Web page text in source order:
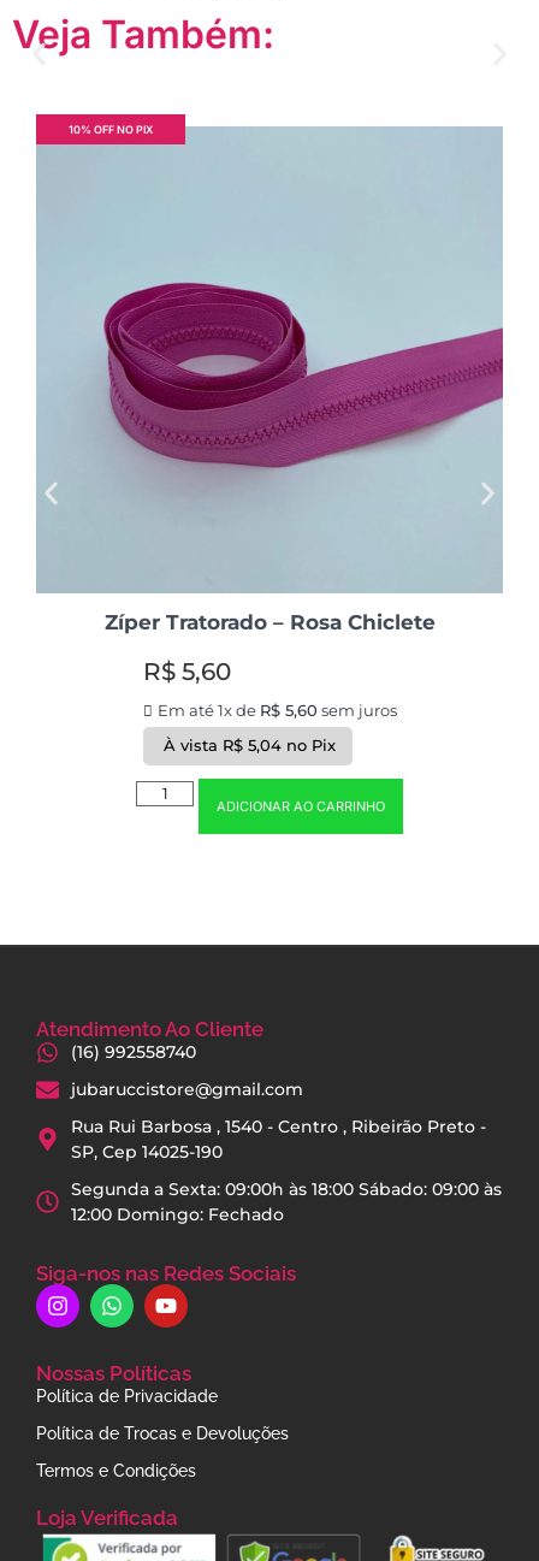
Veja Também:
10% OFF NO PIX
Zíper Tratorado – Rosa Chiclete
R$5,60
Em até 1x de R$5,60 sem juros
À vista R$ 5,04 no Pix
ADICIONAR AO CARRINHO
Atendimento Ao Cliente
(16) 992558740
jubaruccistore@gmail.com
Rua Rui Barbosa , 1540 - Centro , Ribeirão Preto -
SP, Cep 14025-190
Segunda a Sexta: 09:00h às 18:00 Sábado: 09:00 às
12:00 Domingo: Fechado
Siga-nos nas Redes Sociais
Nossas Políticas
Política de Privacidade
Política de Trocas e Devoluções
Termos e Condições
Loja Verificada